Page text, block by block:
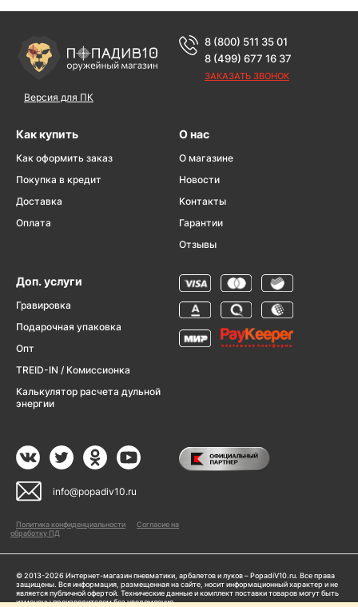
Версия для ПК
8 (800) 511 35 01
8 (499) 677 16 37
ЗАКАЗАТЬ ЗВОНОК
Как купить
Как оформить заказ
Покупка в кредит
Доставка
Оплата
О нас
О магазине
Новости
Контакты
Гарантии
Отзывы
Доп. услуги
Гравировка
Подарочная упаковка
Опт
TREID-IN / Комиссионка
Калькулятор расчета дульной
энергии
info@popadiv10.ru
Политика конфиденциальности
Согласие на
обработку ПД
© 2013-2026 Интернет-магазин пневматики, арбалетов и луков – PopadiV10.ru. Все права
защищены. Вся информация, размещенная на сайте, носит информационный характер и не
является публичной офертой. Технические данные и комплект поставки товаров могут быть
изменены производителем без уведомления